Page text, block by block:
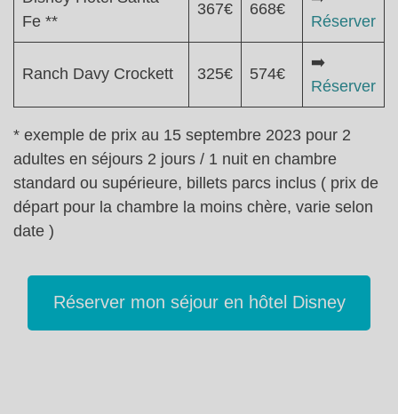
Fe **
367€ 668€
Réserver
Ranch Davy Crockett 325€ 574€
➡️
Réserver
* exemple de prix au 15 septembre 2023 pour 2
adultes en séjours 2 jours / 1 nuit en chambre
standard ou supérieure, billets parcs inclus ( prix de
départ pour la chambre la moins chère, varie selon
date )
Réserver mon séjour en hôtel Disney